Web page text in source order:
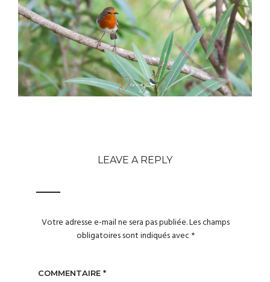
LEAVE A REPLY
Votre adresse e-mail ne sera pas publiée.Les champs
obligatoires sont indiqués avec*
COMMENTAIRE *